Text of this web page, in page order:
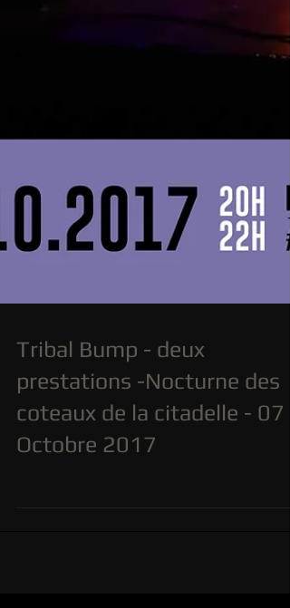
Tribal Bump - deux
prestations -Nocturne des
coteaux de la citadelle - 07